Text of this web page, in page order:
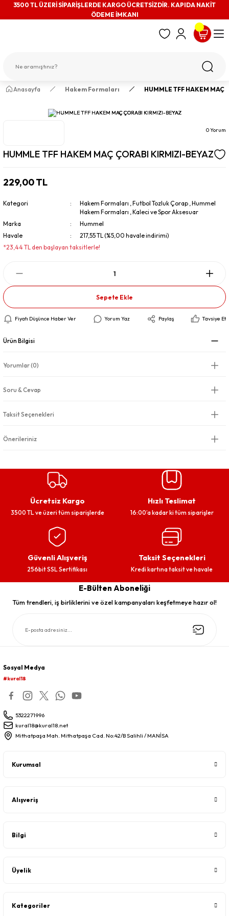
3500 TL ÜZERİ SİPARİŞLERDE KARGO ÜCRETSİZDİR. KAPIDA NAKİT
ÖDEME İMKANI
Anasayfa Hakem Formaları HUMMLE TFF HAKEM MAÇ
0 Yorum
HUMMLE TFF HAKEM MAÇ ÇORABI KIRMIZI-BEYAZ
229,00 TL
Kategori Hakem Formaları ,Futbol Tozluk Çorap ,Hummel
Hakem Formaları ,Kaleci ve Spor Aksesuar
Marka
Hummel
Havale
217,55 TL (%5,00 havale indirimi)
*23,44 TL den başlayan taksitlerle!
Sepete Ekle
Fiyatı Düşünce Haber Ver Yorum Yaz Paylaş Tavsiye Et
Ürün Bilgisi
Yorumlar (0)
Soru & Cevap
Taksit Seçenekleri
Önerileriniz
Ücretsiz Kargo
3500 TL ve üzeri tüm siparişlerde
Hızlı Teslimat
16:00’a kadar ki tüm siparişler
Güvenli Alışveriş
256bit SSL Sertifikası
Taksit Seçenekleri
Kredi kartına taksit ve havale
E-Bülten Aboneliği
Tüm trendleri, iş birliklerini ve özel kampanyaları keşfetmeye hazır ol!
Sosyal Medya
#kural18
5322271996
kural18@kural18.net
Mithatpaşa Mah. Mithatpaşa Cad. No:42/B Salihli / MANİSA
Kurumsal
Alışveriş
Bilgi
Üyelik
Kategoriler